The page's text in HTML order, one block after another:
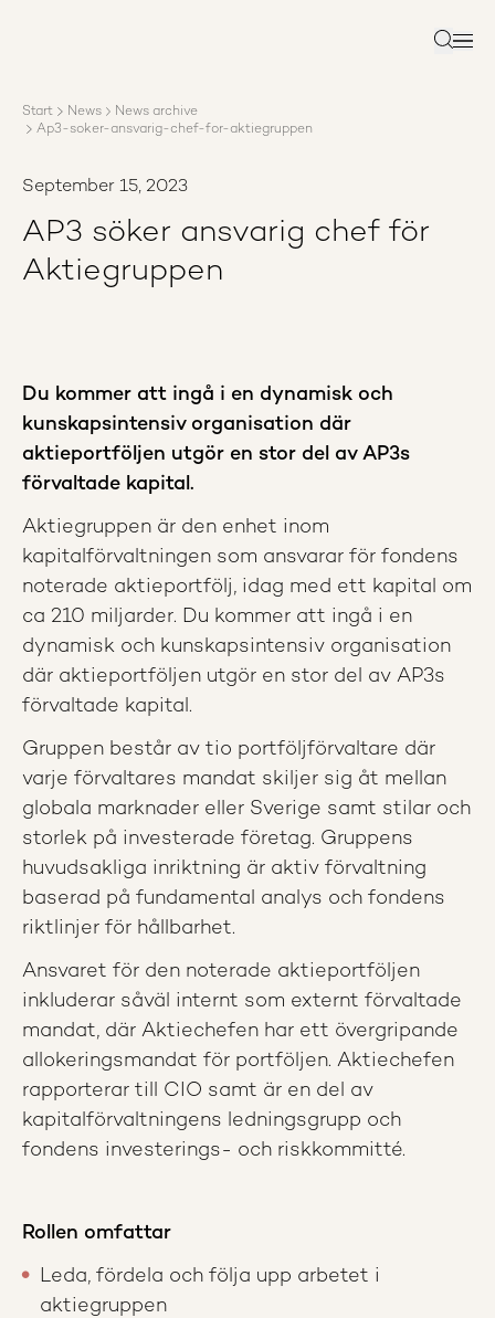
Reports
Search
Start News
News archive
Ap3-soker-ansvarig-chef-for-aktiegruppen
September 15, 2023
AP3 söker ansvarig chef för
Aktiegruppen
Du kommer att ingå i en dynamisk och
kunskapsintensiv organisation där
aktieportföljen utgör en stor del av AP3s
förvaltade kapital.
Aktiegruppen är den enhet inom
kapitalförvaltningen som ansvarar för fondens
noterade aktieportfölj, idag med ett kapital om
ca 210 miljarder. Du kommer att ingå i en
dynamisk och kunskapsintensiv organisation
där aktieportföljen utgör en stor del av AP3s
förvaltade kapital.
Gruppen består av tio portföljförvaltare där
varje förvaltares mandat skiljer sig åt mellan
globala marknader eller Sverige samt stilar och
storlek på investerade företag. Gruppens
huvudsakliga inriktning är aktiv förvaltning
baserad på fundamental analys och fondens
riktlinjer för hållbarhet.
Ansvaret för den noterade aktieportföljen
inkluderar såväl internt som externt förvaltade
mandat, där Aktiechefen har ett övergripande
allokeringsmandat för portföljen. Aktiechefen
rapporterar till CIO samt är en del av
kapitalförvaltningens ledningsgrupp och
fondens investerings- och riskkommitté.
Rollen omfattar
Leda, fördela och följa upp arbetet i
aktiegruppen